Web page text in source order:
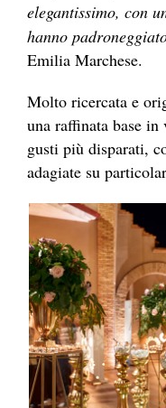
elegantissimo, con
hanno
Emilia Marchese.
Molto ricercata e
una raffinata base
gusti più disparati,
adagiate su